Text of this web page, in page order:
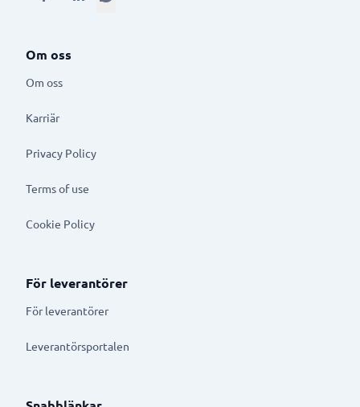
Om oss
Om oss
Karriär
Privacy Policy
Terms of use
Cookie Policy
För leverantörer
För leverantörer
Leverantörsportalen